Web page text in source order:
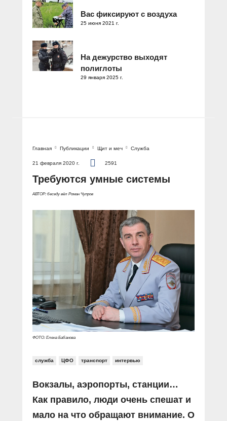
Вас фиксируют с воздуха
25 июня 2021 г.
На дежурство выходят
полиглоты
29 января 2025 г.
Главная Публикации Щит и меч Служба
21 февраля 2020 г. 2591
Требуются умные системы
АВТОР: беседу вёл Роман Чупров
ФОТО: Елена Бабанова
служба ЦФО транспорт интервью
Вокзалы, аэропорты, станции…
Как правило, люди очень спешат и
мало на что обращают внимание. О